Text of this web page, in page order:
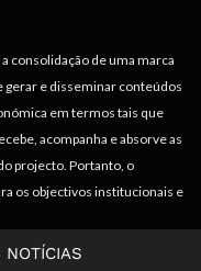
NOTÍCIAS
consolidação de uma marca
gerar e disseminar conteúdos
em termos tais que
acompanha e absorve as
projecto. Portanto, o
os objectivos institucionais e